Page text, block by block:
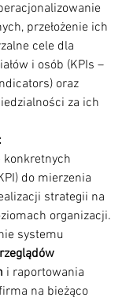
przełożenie ich
cele dla
i osób (KPIs –
oraz
za ich
do mierzenia
strategii na
organizacji.
systemu
i raportowania
na bieżąco